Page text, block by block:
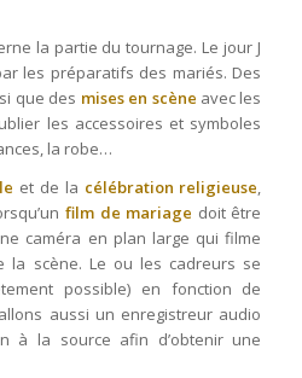
la partie du tournage. Le jour J
les préparatifs des mariés. Des
que des mises en scène avec les
les accessoires et symboles
la robe…
et de la célébration religieuse,
film de mariage doit être
caméra en plan large qui filme
la scène. Le ou les cadreurs se
possible) en fonction de
aussi un enregistreur audio
à la source afin d’obtenir une